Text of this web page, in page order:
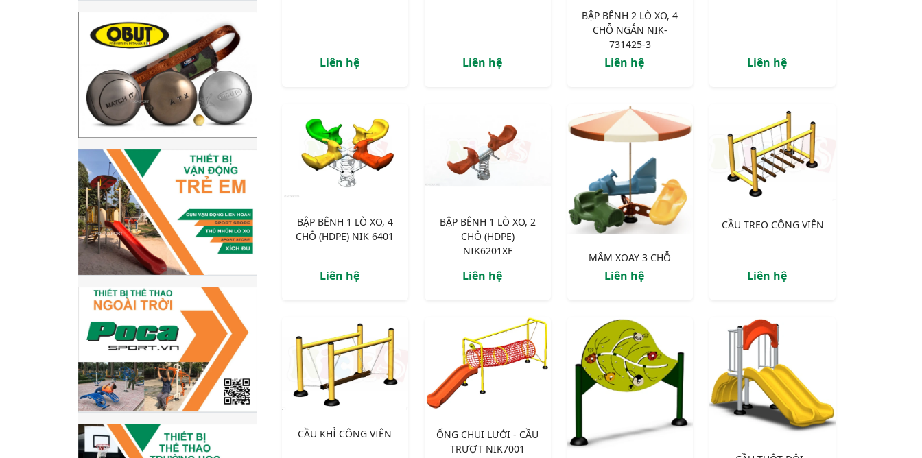
Liên hệ Liên hệ
BẬP BÊNH 2 LÒ XO, 4
CHỖ NGẮN NIK-
731425-3
Liên hệ Liên hệ
BẬP BÊNH 1 LÒ XO, 4
CHỖ (HDPE) NIK 6401
Liên hệ
BẬP BÊNH 1 LÒ XO, 2
CHỖ (HDPE)
NIK6201XF
Liên hệ
MÂM XOAY 3 CHỖ
Liên hệ
CẦU TREO CÔNG VIÊN
Liên hệ
CẦU KHỈ CÔNG VIÊN
ỐNG CHUI LƯỚI - CẦU
TRƯỢT NIK7001